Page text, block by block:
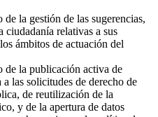
la gestión de las sugerencias,
ciudadanía relativas a sus
ámbitos de actuación del
de la publicación activa de
las solicitudes de derecho de
de reutilización de la
y de la apertura de datos